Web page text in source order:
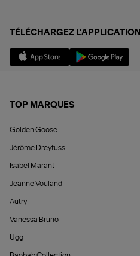
TÉLÉCHARGEZ L'APPLICATION
TOP MARQUES
Golden Goose
Jérôme Dreyfuss
Isabel Marant
Jeanne Vouland
Autry
Vanessa Bruno
Ugg